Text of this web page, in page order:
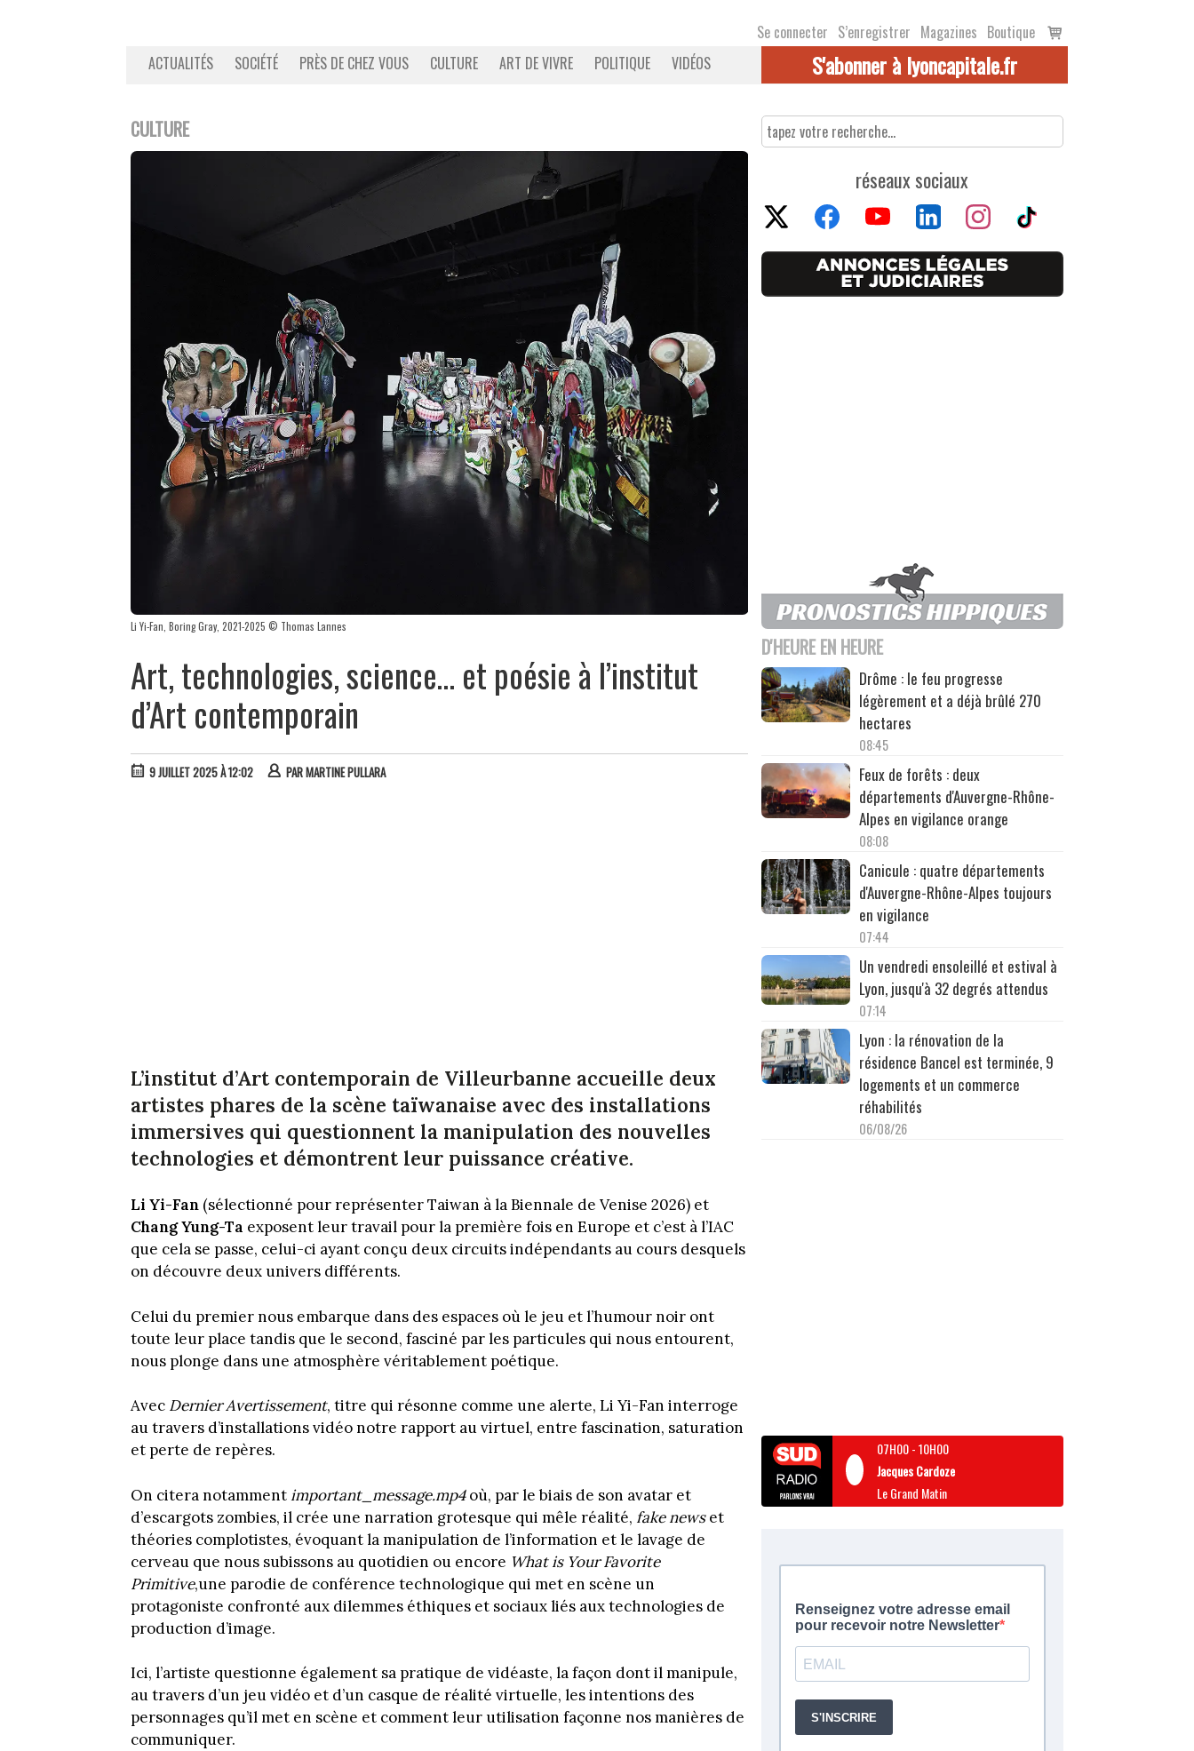
Se connecter S’enregistrer Magazines Boutique
Voir
le
ACTUALITÉS SOCIÉTÉ PRÈS DE CHEZ VOUS CULTURE ART DE VIVRE POLITIQUE VIDÉOS S'abonner à lyoncapitale.fr
CULTURE
Li Yi-Fan, Boring Gray, 2021-2025 © Thomas Lannes
Art, technologies, science… et poésie à l’institut
d’Art contemporain
9 JUILLET 2025 À 12:02 PARMARTINE PULLARA
L’institut d’Art contemporain de Villeurbanne accueille deux
artistes phares de la scène taïwanaise avec des installations
immersives qui questionnent la manipulation des nouvelles
technologies et démontrent leur puissance créative.
Li Yi-Fan (sélectionné pour représenter Taiwan à la Biennale de Venise 2026) et
Chang Yung-Ta exposent leur travail pour la première fois en Europe et c’est à l’IAC
que cela se passe, celui-ci ayant conçu deux circuits indépendants au cours desquels
on découvre deux univers différents.
Celui du premier nous embarque dans des espaces où le jeu et l’humour noir ont
toute leur place tandis que le second, fasciné par les particules qui nous entourent,
nous plonge dans une atmosphère véritablement poétique.
Avec Dernier Avertissement, titre qui résonne comme une alerte, Li Yi-Fan interroge
au travers d’installations vidéo notre rapport au virtuel, entre fascination, saturation
et perte de repères.
On citera notammentimportant_message.mp4où, par le biais de son avatar et
d’escargots zombies, il crée une narration grotesque qui mêle réalité, fake newset
théories complotistes, évoquant la manipulation de l’information et le lavage de
cerveau que nous subissons au quotidien ou encore What is Your Favorite
Primitive,une parodie de conférence technologique qui met en scène un
protagoniste confronté aux dilemmes éthiques et sociaux liés aux technologies de
production d’image.
Ici, l’artiste questionne également sa pratique de vidéaste, la façon dont il manipule,
au travers d’un jeu vidéo et d’un casque de réalité virtuelle, les intentions des
personnages qu’il met en scène et comment leur utilisation façonne nos manières de
communiquer.
réseaux sociaux
D'HEURE EN HEURE
Drôme : le feu progresse
légèrement et a déjà brûlé 270
hectares
08:45
Feux de forêts : deux
départements d'Auvergne-Rhône-
Alpes en vigilance orange
08:08
Canicule : quatre départements
d'Auvergne-Rhône-Alpes toujours
en vigilance
07:44
Un vendredi ensoleillé et estival à
Lyon, jusqu'à 32 degrés attendus
07:14
Lyon : la rénovation de la
résidence Bancel est terminée, 9
logements et un commerce
réhabilités
06/08/26
07H00-10H00
Jacques Cardoze
Le Grand Matin